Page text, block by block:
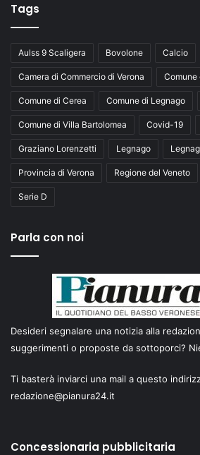
Tags
Aulss 9 Scaligera Bovolone Calcio
Camera di Commercio di Verona Comune
Comune di Cerea Comune di Legnago
Comune di Villa Bartolomea Covid-19
Graziano Lorenzetti Legnago
Provincia di Verona Regione del Veneto
Serie D
Parla con noi
Desideri segnalare una notizia alla
suggerimenti o proposte da sottoporci?
Ti basterà inviarci una mail a questo
redazione@pianura24.it
Concessionaria pubblicitaria